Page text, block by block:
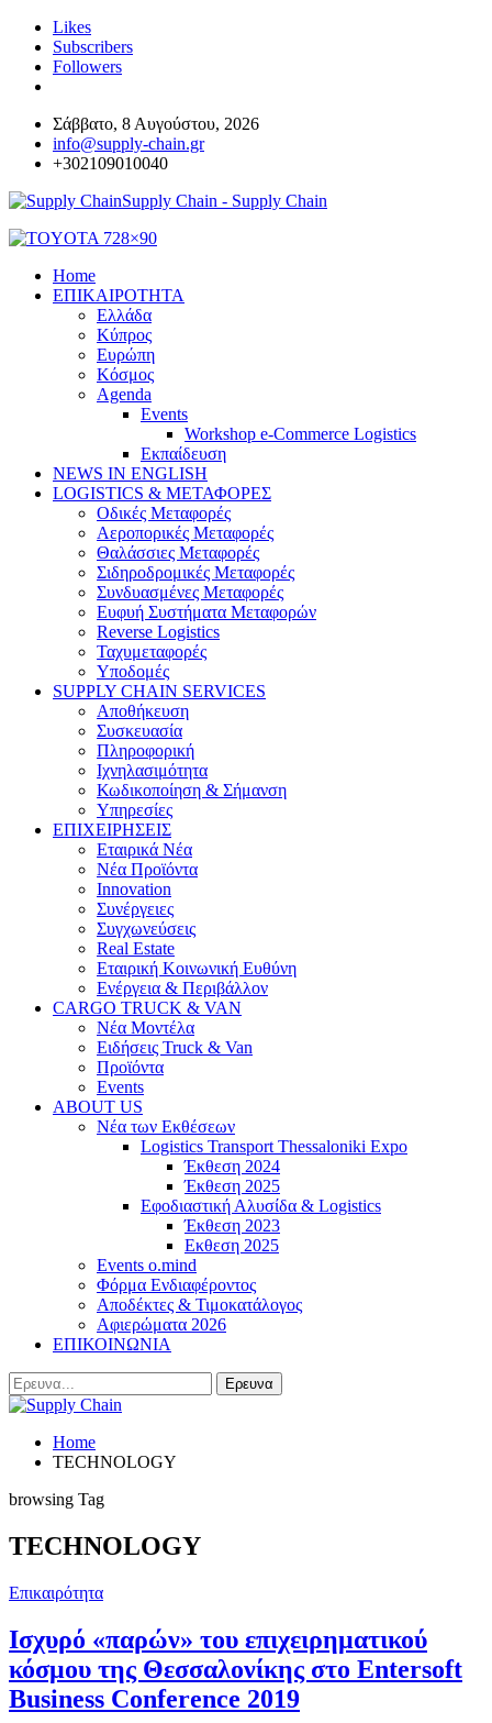
Likes
Subscribers
Followers
Σάββατο, 8 Αυγούστου, 2026
info@supply-chain.gr
+302109010040
Supply Chain - Supply Chain
Home
ΕΠΙΚΑΙΡΟΤΗΤΑ
Ελλάδα
Κύπρος
Ευρώπη
Κόσμος
Agenda
Events
Workshop e-Commerce Logistics
Εκπαίδευση
NEWS IN ENGLISH
LOGISTICS & ΜΕΤΑΦΟΡΕΣ
Οδικές Μεταφορές
Αεροπορικές Μεταφορές
Θαλάσσιες Μεταφορές
Σιδηροδρομικές Μεταφορές
Συνδυασμένες Μεταφορές
Ευφυή Συστήματα Μεταφορών
Reverse Logistics
Ταχυμεταφορές
Υποδομές
SUPPLY CHAIN SERVICES
Αποθήκευση
Συσκευασία
Πληροφορική
Ιχνηλασιμότητα
Κωδικοποίηση & Σήμανση
Υπηρεσίες
ΕΠΙΧΕΙΡΗΣΕΙΣ
Εταιρικά Νέα
Νέα Προϊόντα
Innovation
Συνέργειες
Συγχωνεύσεις
Real Estate
Εταιρική Κοινωνική Ευθύνη
Ενέργεια & Περιβάλλον
CARGO TRUCK & VAN
Νέα Μοντέλα
Ειδήσεις Truck & Van
Προϊόντα
Events
ABOUT US
Νέα των Εκθέσεων
Logistics Transport Thessaloniki Expo
Έκθεση 2024
Έκθεση 2025
Εφοδιαστική Αλυσίδα & Logistics
Έκθεση 2023
Εκθεση 2025
Events o.mind
Φόρμα Ενδιαφέροντος
Αποδέκτες & Τιμοκατάλογος
Αφιερώματα 2026
ΕΠΙΚΟΙΝΩΝΙΑ
Home
TECHNOLOGY
browsing Tag
TECHNOLOGY
Επικαιρότητα
Ισχυρό «παρών» του επιχειρηματικού
κόσμου της Θεσσαλονίκης στο Entersoft
Business Conference 2019